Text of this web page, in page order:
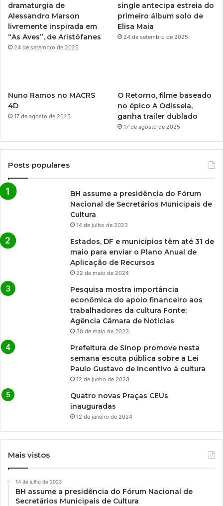
r
a
dramaturgia de
Alessandro Marson
livremente inspirada em
“As Aves”, de Aristófanes
24 de setembro de 2025
single antecipa estreia do
primeiro álbum solo de
Elisa Maia
24 de setembro de 2025
Nuno Ramos no MACRS
4D
17 de agosto de 2025
O Retorno, filme baseado
no épico A Odisseia,
ganha trailer dublado
17 de agosto de 2025
Posts populares
BH assume a presidência do Fórum
Nacional de Secretários Municipais de
Cultura
14 de julho de 2023
Estados, DF e municípios têm até 31 de
maio para enviar o Plano Anual de
Aplicação de Recursos
22 de maio de 2024
Pesquisa mostra importância
econômica do apoio financeiro aos
trabalhadores da cultura Fonte:
Agência Câmara de Notícias
30 de maio de 2023
Prefeitura de Sinop promove nesta
semana escuta pública sobre a Lei
Paulo Gustavo de incentivo à cultura
12 de junho de 2023
Quatro novas Praças CEUs
inauguradas
12 de janeiro de 2024
Mais vistos
14 de julho de 2023
BH assume a presidência do Fórum Nacional de
Secretários Municipais de Cultura